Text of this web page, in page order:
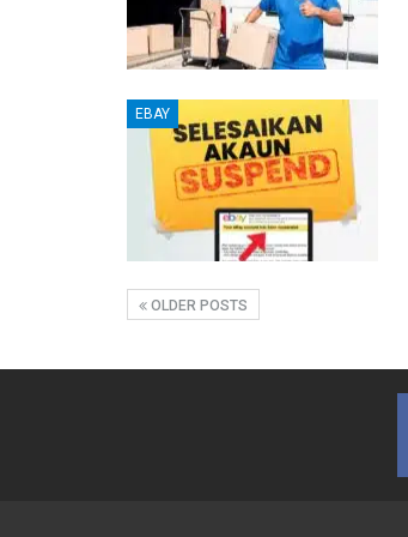
EBAY
OLDER POSTS